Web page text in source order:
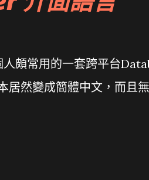
頗常用的一套跨平台
居然變成簡體中文，而且